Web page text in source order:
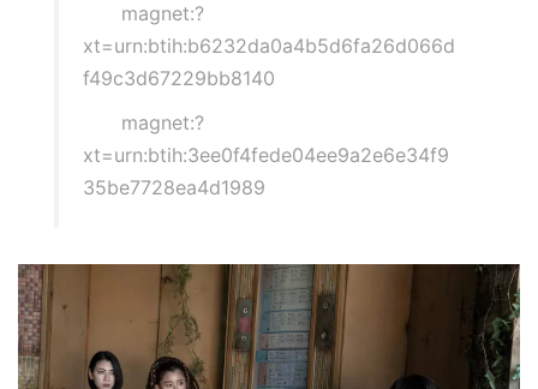
magnet:?
xt=urn:btih:b6232da0a4b5d6fa26d066d
f49c3d67229bb8140
magnet:?
xt=urn:btih:3ee0f4fede04ee9a2e6e34f9
35be7728ea4d1989